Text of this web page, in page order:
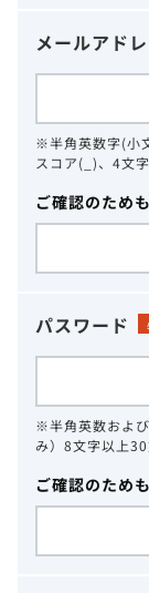
メールアド
※半角英数字(小
スコア(_)、4文
ご確認のため
パスワード
※半角英数およ
み）8文字以上
ご確認のため